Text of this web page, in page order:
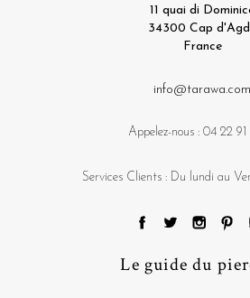
11 quai di
34300 Cap
France
info@tarawa.com
Appelez-nous : 04 22 91
Services Clients : Du lundi au
Le guide du